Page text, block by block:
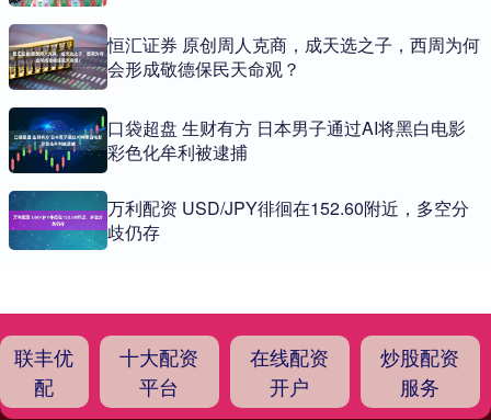
恒汇证券 原创周人克商，成天选之子，西周为何
会形成敬德保民天命观？
口袋超盘 生财有方 日本男子通过AI将黑白电影
彩色化牟利被逮捕
万利配资 USD/JPY徘徊在152.60附近，多空分
歧仍存
联丰优
配
十大配资
平台
在线配资
开户
炒股配资
服务